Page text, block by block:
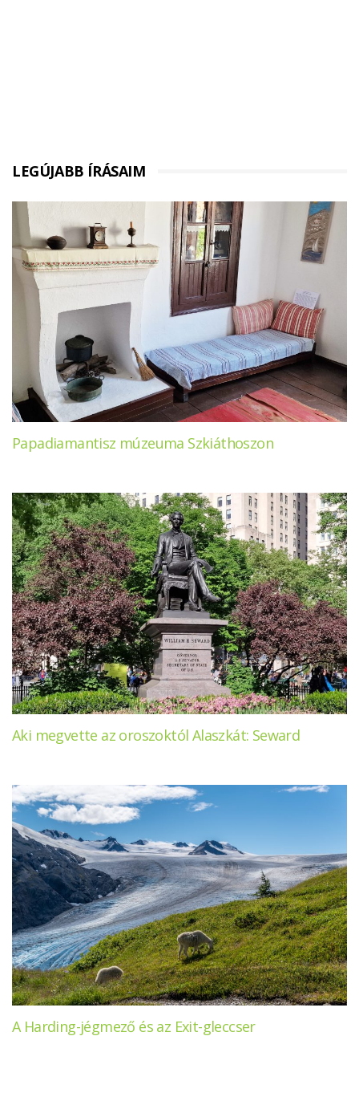
LEGÚJABB ÍRÁSAIM
Papadiamantisz múzeuma Szkiáthoszon
Aki megvette az oroszoktól Alaszkát: Seward
A Harding-jégmező és az Exit-gleccser